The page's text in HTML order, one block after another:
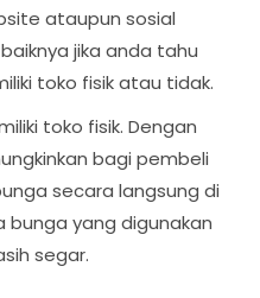
ataupun sosial
jika anda tahu
toko fisik atau tidak.
toko fisik. Dengan
bagi pembeli
secara langsung di
bunga yang digunakan
segar.